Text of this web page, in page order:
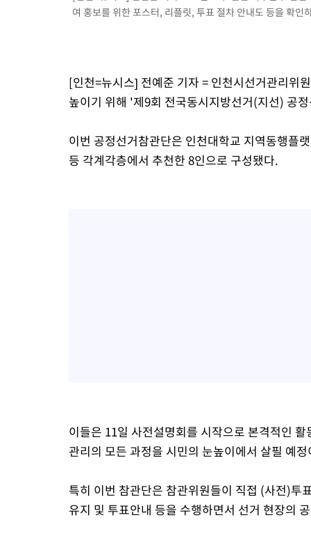
여 홍보를 위한 포스터, 리플릿, 투표 절차 안내도 등을 확
[인천=뉴시스] 전예준 기자 = 인천시선거관리위
높이기 위해 '제9회 전국동시지방선거(지선) 공
이번 공정선거참관단은 인천대학교 지역동행플
등 각계각층에서 추천한 8인으로 구성됐다.
이들은 11일 사전설명회를 시작으로 본격적인
관리의 모든 과정을 시민의 눈높이에서 살필 예
특히 이번 참관단은 참관위원들이 직접 (사전)투
유지 및 투표안내 등을 수행하면서 선거 현장의